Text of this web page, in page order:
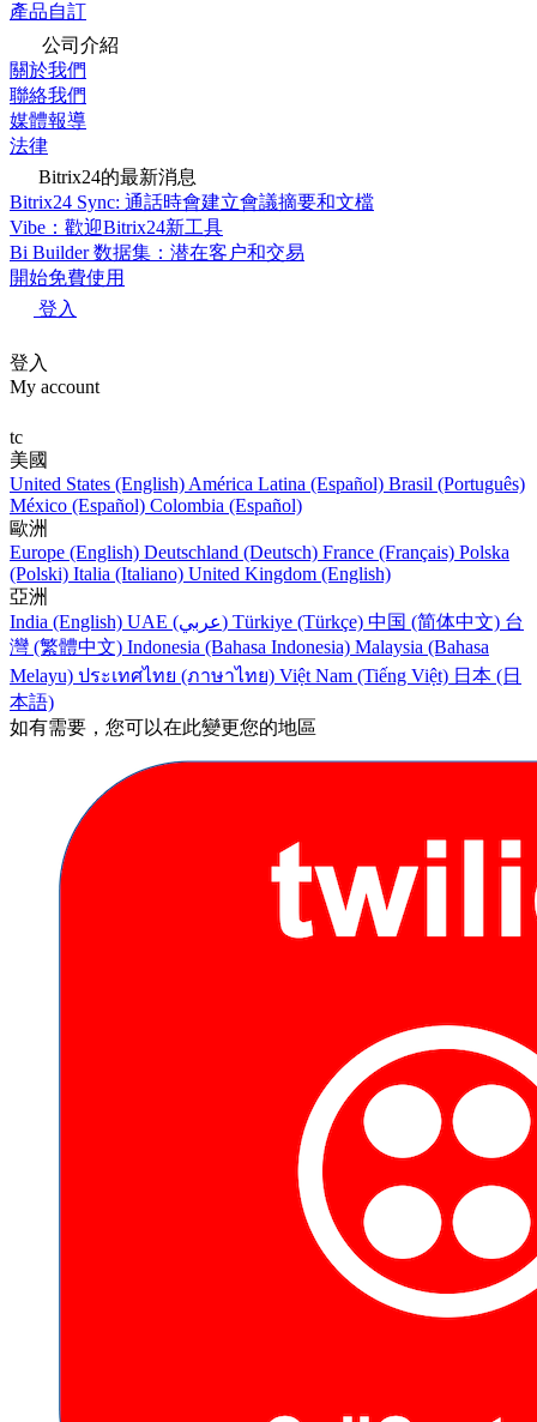
產品自訂
公司介紹
關於我們
聯絡我們
媒體報導
法律
Bitrix24的最新消息
Bitrix24 Sync: 通話時會建立會議摘要和文檔
Vibe：歡迎Bitrix24新工具
Bi Builder 数据集：潜在客户和交易
開始免費使用
登入
登入
My account
tc
美國
United States (English) América Latina (Español) Brasil (Português)
México (Español) Colombia (Español)
歐洲
Europe (English) Deutschland (Deutsch) France (Français) Polska
(Polski) Italia (Italiano) United Kingdom (English)
亞洲
India (English)
UAE (عربي) Türkiye (Türkçe) 中国 (简体中文) 台
灣 (繁體中文) Indonesia (Bahasa Indonesia) Malaysia (Bahasa
Melayu) ประเทศไทย (ภาษาไทย) Việt Nam (Tiếng Việt) 日本 (日
本語)
如有需要，您可以在此變更您的地區